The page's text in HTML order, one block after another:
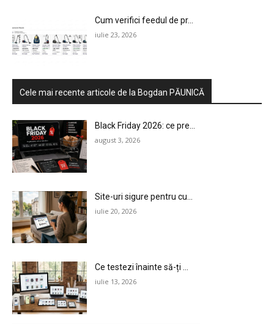
Cum verifici feedul de pr...
iulie 23, 2026
Cele mai recente articole de la Bogdan PĂUNICĂ
Black Friday 2026: ce pre...
august 3, 2026
Site-uri sigure pentru cu...
iulie 20, 2026
Ce testezi înainte să-ți ...
iulie 13, 2026